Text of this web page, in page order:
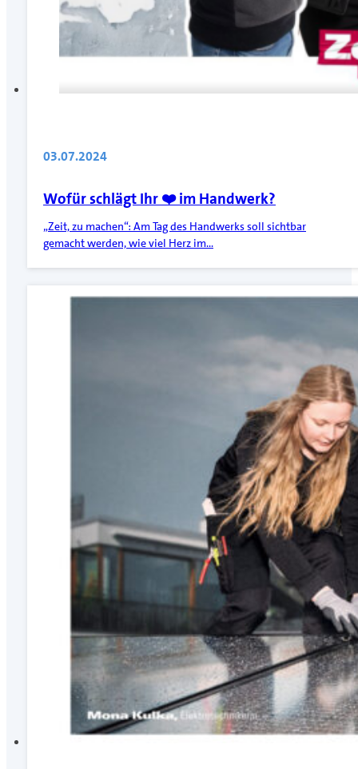
03.07.2024
Wofür schlägt Ihr ❤️ im Handwerk?
„Zeit, zu machen“: Am Tag des Handwerks soll sichtbar
gemacht werden, wie viel Herz im…